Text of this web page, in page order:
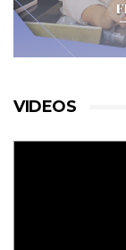
VIDEOS